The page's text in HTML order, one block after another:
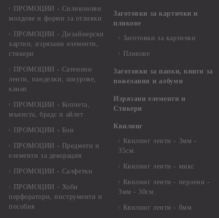
ПРОМОЦИИ - Силиконови
молдове и форми за отливки
ПРОМОЦИИ - Дизайнерски
хартии, изрязани елементи,
стикери
ПРОМОЦИИ - Сатенени
ленти, панделки, шнурове,
канап
ПРОМОЦИИ - Копчета,
мъниста, брадс и айлет
ПРОМОЦИИ - Бои
ПРОМОЦИИ - Предмети и
елементи за декорация
ПРОМОЦИИ - Салфетки
ПРОМОЦИИ - Хоби
перфоратори, инструменти и
пособия
Заготовки за картички и
пликове
Заготовки за картички
Пликове
Заготовки за папки, книги за
пожелания и албуми
Изрязани елементи и
Стикери
Квилинг
Квилинг ленти - 3мм -
35см.
Квилинг ленти - микс
Квилинг ленти - перлени -
3мм - 30см.
Квилинг ленти - 8мм